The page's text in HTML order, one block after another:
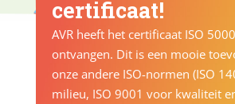
certificaat!
AVR heeft het certificaat ISO
ontvangen. Dit is een mooie
onze andere ISO-normen (ISO
milieu, ISO 9001 voor kwaliteit